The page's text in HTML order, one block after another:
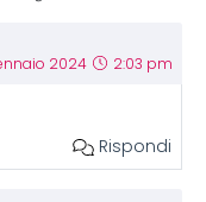
2024 2:03 pm
Rispondi